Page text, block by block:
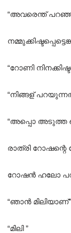
“അവരെന്ത്
“റോണി
“നിങ്ങള്
“അപ്പൊ അടുത്ത
രാത്രി
റോഷൻ ഹലോ
“ഞാൻ മിലിയാണ്”
“മിലി ”